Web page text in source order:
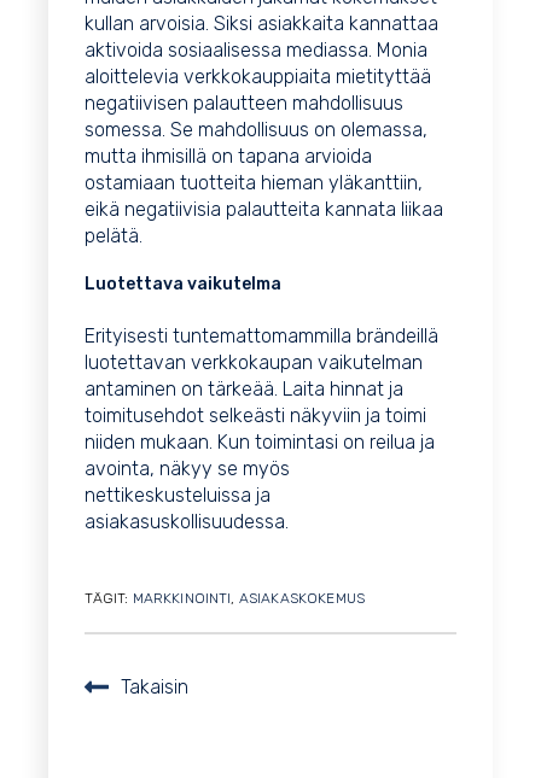
kullan arvoisia. Siksi asiakkaita kannattaa
aktivoida sosiaalisessa mediassa. Monia
aloittelevia verkkokauppiaita mietityttää
negatiivisen palautteen mahdollisuus
somessa. Se mahdollisuus on olemassa,
mutta ihmisillä on tapana arvioida
ostamiaan tuotteita hieman yläkanttiin,
eikä negatiivisia palautteita kannata liikaa
pelätä.
Luotettava vaikutelma
Erityisesti tuntemattomammilla brändeillä
luotettavan verkkokaupan vaikutelman
antaminen on tärkeää. Laita hinnat ja
toimitusehdot selkeästi näkyviin ja toimi
niiden mukaan. Kun toimintasi on reilua ja
avointa, näkyy se myös
nettikeskusteluissa ja
asiakasuskollisuudessa.
TÄGIT: MARKKINOINTI, ASIAKASKOKEMUS
Takaisin